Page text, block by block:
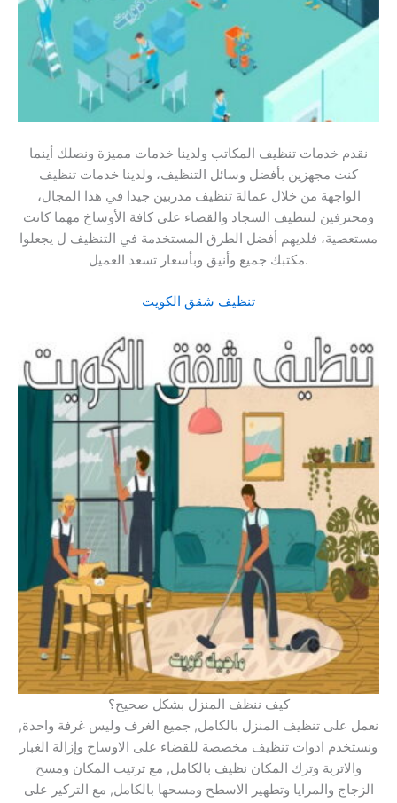
نقدم خدمات تنظيف المكاتب ولدينا خدمات مميزة ونصلك أينما
كنت مجهزين بأفضل وسائل التنظيف، ولدينا خدمات تنظيف
الواجهة من خلال عمالة تنظيف مدربين جيدا في هذا المجال،
ومحترفين لتنظيف السجاد والقضاء على كافة الأوساخ مهما كانت
مستعصية، فلديهم أفضل الطرق المستخدمة في التنظيف ل يجعلوا
مكتبك جميع وأنيق وبأسعار تسعد العميل.
تنظيف شقق الكويت
كيف ننظف المنزل بشكل صحيح؟
نعمل على تنظيف المنزل بالكامل, جميع الغرف وليس غرفة واحدة,
ونستخدم ادوات تنظيف مخصصة للقضاء على الاوساخ وإزالة الغبار
والاتربة وترك المكان نظيف بالكامل, مع ترتيب المكان ومسح
الزجاج والمرايا وتطهير الاسطح ومسحها بالكامل, مع التركير على